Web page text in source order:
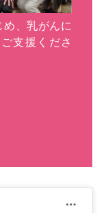
、乳がんに
支援くださ